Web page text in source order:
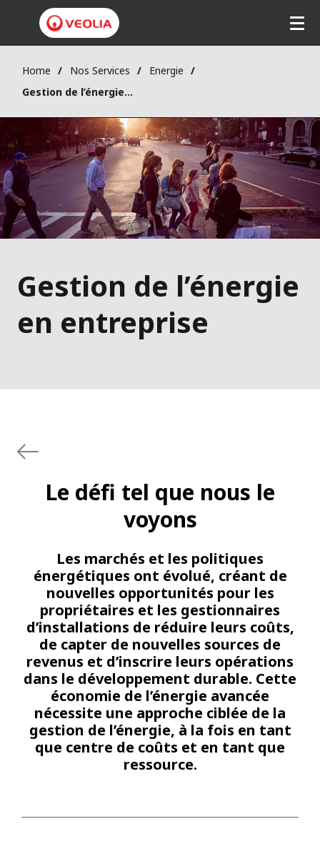
Home Nos Services
Energie
Gestion de l’énergie en entreprise
Gestion de l’énergie
en entreprise
Le défi tel que nous le
voyons
Les marchés et les politiques
énergétiques ont évolué, créant de
nouvelles opportunités pour les
propriétaires et les gestionnaires
d’installations de réduire leurs coûts,
de capter de nouvelles sources de
revenus et d’inscrire leurs opérations
dans le développement durable. Cette
économie de l’énergie avancée
nécessite une approche ciblée de la
gestion de l’énergie, à la fois en tant
que centre de coûts et en tant que
ressource.